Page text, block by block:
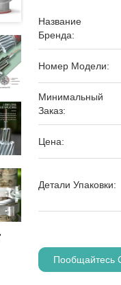
Название
Бренда:
Номер Модели:
Минимальный
Заказ:
Цена:
Детали Упаковки:
Пообщайтесь